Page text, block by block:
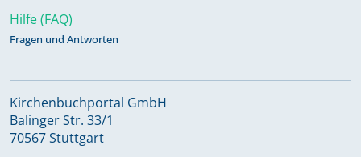
Hilfe (FAQ)
Fragen und Antworten
Kirchenbuchportal GmbH
Balinger Str. 33/1
70567 Stuttgart